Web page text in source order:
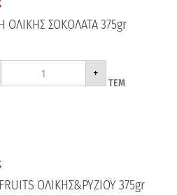
ΟΛΙΚΗΣ ΣΟΚΟΛΑΤΑ 375gr
NESTLE
ΟΛΙΚΗΣ
+
ΤΕΜ
ΟΛΙΚΗΣ&ΡΥΖΙΟΥ 375gr